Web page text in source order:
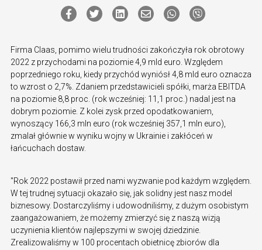
Firma Claas, pomimo wielu trudności zakończyła rok obrotowy
2022 z przychodami na poziomie 4,9 mld euro. Względem
poprzedniego roku, kiedy przychód wyniósł 4,8 mld euro oznacza
to wzrost o 2,7%. Zdaniem przedstawicieli spółki, marża EBITDA
na poziomie 8,8 proc. (rok wcześniej: 11,1 proc.) nadal jest na
dobrym poziomie. Z kolei zysk przed opodatkowaniem,
wynoszący 166,3 mln euro (rok wcześniej 357,1 mln euro),
zmalał głównie w wyniku wojny w Ukrainie i zakłóceń w
łańcuchach dostaw.
"Rok 2022 postawił przed nami wyzwanie pod każdym względem.
W tej trudnej sytuacji okazało się, jak solidny jest nasz model
biznesowy. Dostarczyliśmy i udowodniliśmy, z dużym osobistym
zaangażowaniem, że możemy zmierzyć się z naszą wizją
uczynienia klientów najlepszymi w swojej dziedzinie.
Zrealizowaliśmy w 100 procentach obietnicę zbiorów dla